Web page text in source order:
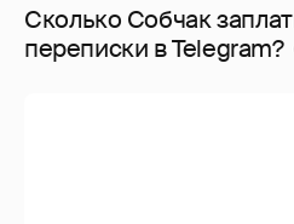
Сколько Собчак
перeписки в Telegram?